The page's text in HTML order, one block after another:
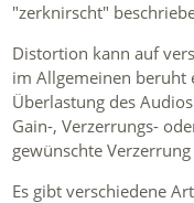
"zerknirscht"
Distortion kann auf
im Allgemeinen beruht
Überlastung des
Gain-, Verzerrungs-
gewünschte
Es gibt verschiedene